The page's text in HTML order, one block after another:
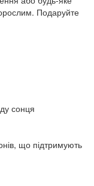
Подаруйте
сонця
що підтримують